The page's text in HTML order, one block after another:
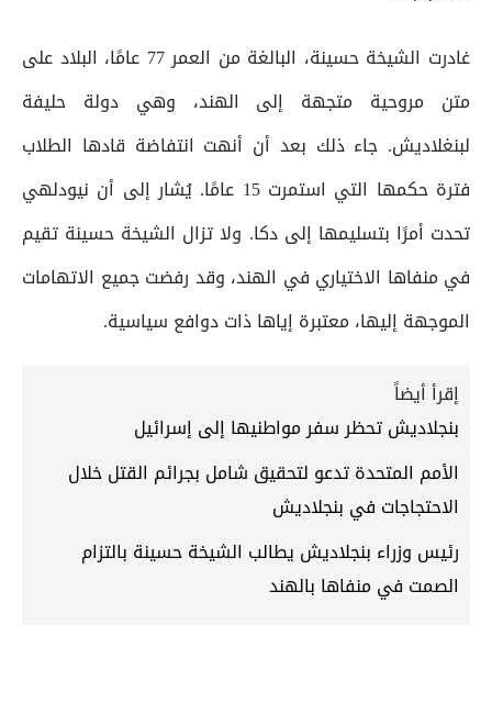
غادرت الشيخة حسينة، البالغة من العمر 77 عامًا، البلاد على
متن مروحية متجهة إلى الهند، وهي دولة حليفة
لبنغلاديش. جاء ذلك بعد أن أنهت انتفاضة قادها الطلاب
فترة حكمها التي استمرت 15 عامًا. يُشار إلى أن نيودلهي
تحدت أمرًا بتسليمها إلى دكا. ولا تزال الشيخة حسينة تقيم
في منفاها الاختياري في الهند، وقد رفضت جميع الاتهامات
الموجهة إليها، معتبرة إياها ذات دوافع سياسية.
إقرأ أيضاً
بنجلاديش تحظر سفر مواطنيها إلى إسرائيل
الأمم المتحدة تدعو لتحقيق شامل بجرائم القتل خلال
الاحتجاجات في بنجلاديش
رئيس وزراء بنجلاديش يطالب الشيخة حسينة بالتزام
الصمت في منفاها بالهند